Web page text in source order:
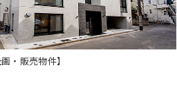
により、企業信用格付けにおい
金力が無く買えないという状況に
画・販売物件】